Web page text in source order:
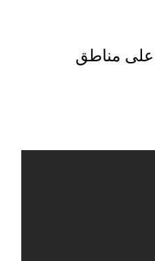
من 150 غارة جوية على مناطق